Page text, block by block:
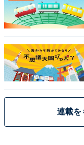
連載を